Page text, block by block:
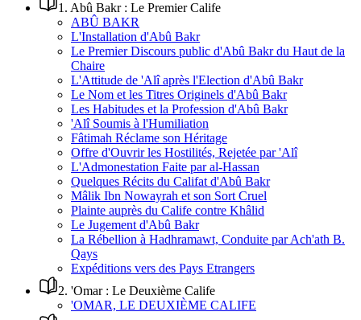
1 . Abû Bakr : Le Premier Calife
ABÛ BAKR
L'Installation d'Abû Bakr
Le Premier Discours public d'Abû Bakr du Haut de la
Chaire
L'Attitude de 'Alî après l'Election d'Abû Bakr
Le Nom et les Titres Originels d'Abû Bakr
Les Habitudes et la Profession d'Abû Bakr
'Alî Soumis à l'Humiliation
Fâtimah Réclame son Héritage
Offre d'Ouvrir les Hostilités, Rejetée par 'Alî
L'Admonestation Faite par al-Hassan
Quelques Récits du Califat d'Abû Bakr
Mâlik Ibn Nowayrah et son Sort Cruel
Plainte auprès du Calife contre Khâlid
Le Jugement d'Abû Bakr
La Rébellion à Hadhramawt, Conduite par Ach'ath B.
Qays
Expéditions vers des Pays Etrangers
2. 'Omar : Le Deuxième Calife
'OMAR, LE DEUXIÈME CALIFE